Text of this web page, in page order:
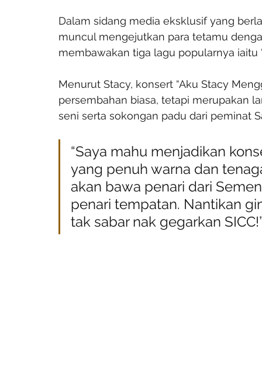
Dalam sidang media eksklusif yang
muncul mengejutkan para tetamu
membawakan tiga lagu popularnya iaitu
Menurut Stacy, konsert “Aku Stacy
persembahan biasa, tetapi merupakan
seni serta sokongan padu dari peminat
“Saya mahu menjadikan
yang penuh warna dan
akan bawa penari dari
penari tempatan. Nantikan
tak sabar nak gegarkan